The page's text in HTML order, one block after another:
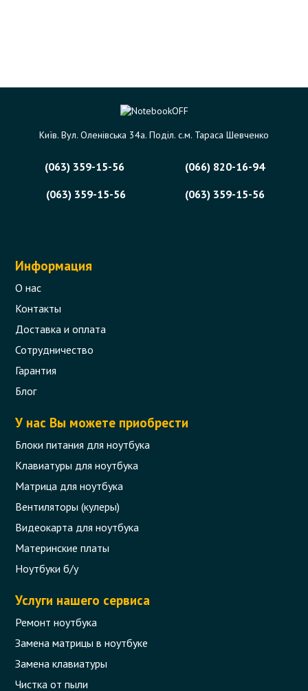
Київ. Вул. Оленівська 34а. Поділ. с.м. Тараса Шевченко
(063) 359-15-56
(066) 820-16-94
(063) 359-15-56
(063) 359-15-56
Информация
О нас
Контакты
Доставка и оплата
Сотрудничество
Гарантия
Блог
У нас Вы можете приобрести
Блоки питания для ноутбука
Клавиатуры для ноутбука
Матрица для ноутбука
Вентиляторы (кулеры)
Видеокарта для ноутбука
Материнские платы
Ноутбуки б/у
Услуги нашего сервиса
Ремонт ноутбука
Замена матрицы в ноутбуке
Замена клавиатуры
Чистка от пыли